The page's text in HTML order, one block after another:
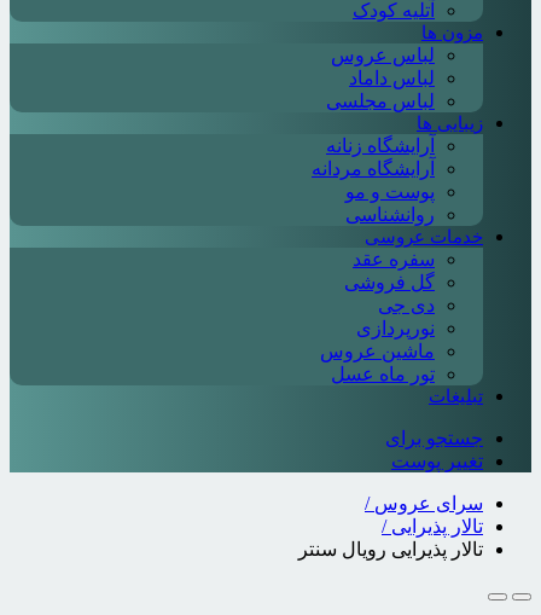
آتلیه کودک
مزون ها
لباس عروس
لباس داماد
لباس مجلسی
زیبایی ها
آرایشگاه زنانه
آرایشگاه مردانه
پوست و مو
روانشناسی
خدمات عروسی
سفره عقد
گل فروشی
دی جی
نورپردازی
ماشین عروس
تور ماه عسل
تبلیغات
جستجو برای
تغییر پوست
سرای عروس /
تالار پذیرایی /
تالار پذیرایی رویال سنتر